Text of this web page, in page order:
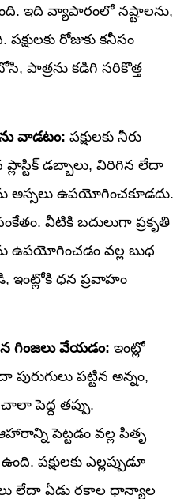
ఇది వ్యాపారంలో నష్టాలను,
రోజుకు కనీసం
పాత్రను కడిగి సరికొత్త
వాడటం: పక్షులకు నీరు
డబ్బాలు, విరిగిన లేదా
అస్సలు ఉపయోగించకూడదు.
వీటికి బదులుగా ప్రకృతి
ఉపయోగించడం వల్ల బుధ
ఇంట్లోకి ధన ప్రవాహం
గింజలు వేయడం: ఇంట్లో
పట్టిన అన్నం,
పెద్ద తప్పు.
పెట్టడం వల్ల పితృ
పక్షులకు ఎల్లప్పుడూ
లేదా ఏడు రకాల ధాన్యాల